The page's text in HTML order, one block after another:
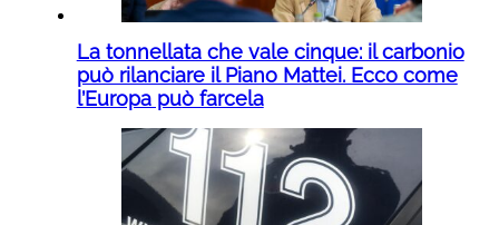
La tonnellata che vale cinque: il carbonio
può rilanciare il Piano Mattei. Ecco come
l’Europa può farcela